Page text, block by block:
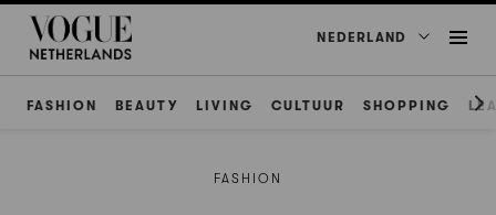
NEDERLAND
FASHION BEAUTY LIVING CULTUUR SHOPPING
FASHION